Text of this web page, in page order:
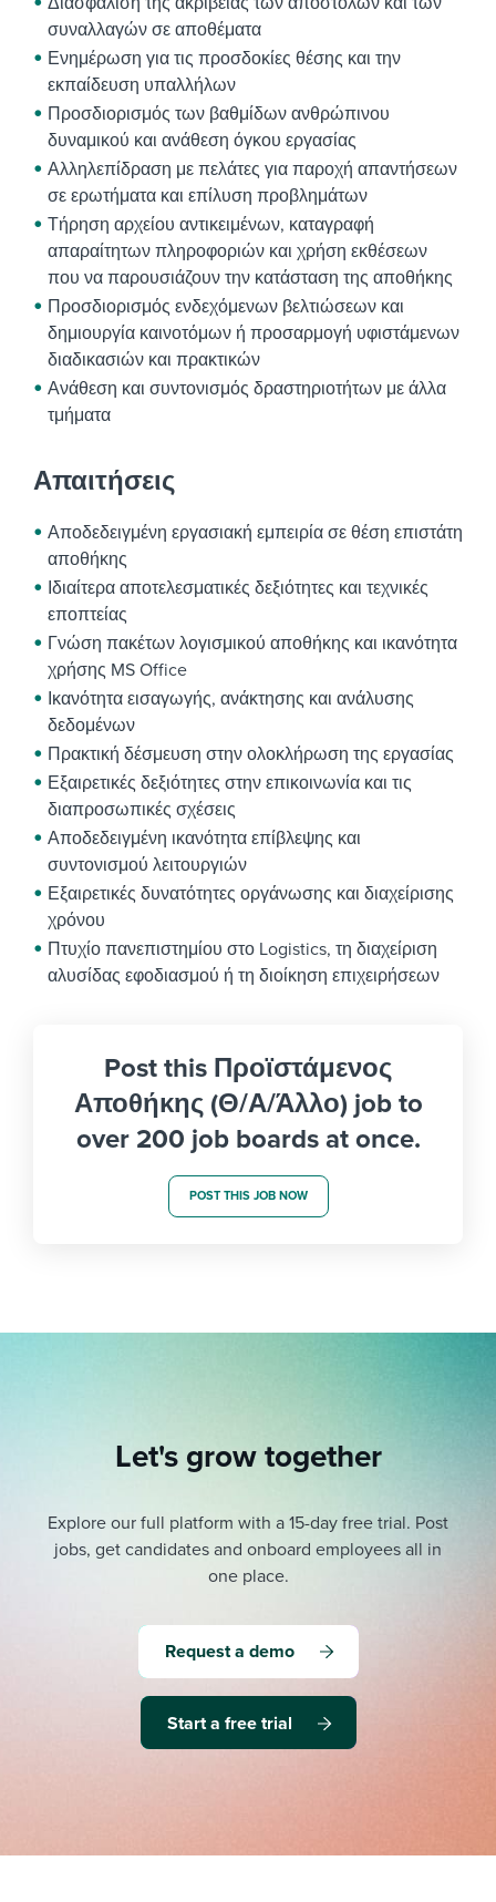
συναλλαγών σε αποθέματα
Ενημέρωση για τις προσδοκίες θέσης και την
εκπαίδευση υπαλλήλων
Προσδιορισμός των βαθμίδων ανθρώπινου
δυναμικού και ανάθεση όγκου εργασίας
Αλληλεπίδραση με πελάτες για παροχή απαντήσεων
σε ερωτήματα και επίλυση προβλημάτων
Τήρηση αρχείου αντικειμένων, καταγραφή
απαραίτητων πληροφοριών και χρήση εκθέσεων
που να παρουσιάζουν την κατάσταση της αποθήκης
Προσδιορισμός ενδεχόμενων βελτιώσεων και
δημιουργία καινοτόμων ή προσαρμογή υφιστάμενων
διαδικασιών και πρακτικών
Ανάθεση και συντονισμός δραστηριοτήτων με άλλα
τμήματα
Απαιτήσεις
Αποδεδειγμένη εργασιακή εμπειρία σε θέση επιστάτη
αποθήκης
Ιδιαίτερα αποτελεσματικές δεξιότητες και τεχνικές
εποπτείας
Γνώση πακέτων λογισμικού αποθήκης και ικανότητα
χρήσης MS Office
Ικανότητα εισαγωγής, ανάκτησης και ανάλυσης
δεδομένων
Πρακτική δέσμευση στην ολοκλήρωση της εργασίας
Εξαιρετικές δεξιότητες στην επικοινωνία και τις
διαπροσωπικές σχέσεις
Αποδεδειγμένη ικανότητα επίβλεψης και
συντονισμού λειτουργιών
Εξαιρετικές δυνατότητες οργάνωσης και διαχείρισης
χρόνου
Πτυχίο πανεπιστημίου στο Logistics, τη διαχείριση
αλυσίδας εφοδιασμού ή τη διοίκηση επιχειρήσεων
Post this Προϊστάμενος
Αποθήκης (Θ/Α/Άλλο) job to
over 200 job boards at once.
POST THIS JOB NOW
Let's grow together
Explore our full platform with a 15-day free trial. Post
jobs, get candidates and onboard employees all in
one place.
Request a demo
Start a free trial